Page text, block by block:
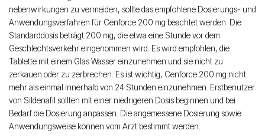
nebenwirkungen zu vermeiden, sollte das empfohlene Dosierungs- und
Anwendungsverfahren für Cenforce 200 mg beachtet werden. Die
Standarddosis beträgt 200 mg, die etwa eine Stunde vor dem
Geschlechtsverkehr eingenommen wird. Es wird empfohlen, die
Tablette mit einem Glas Wasser einzunehmen und sie nicht zu
zerkauen oder zu zerbrechen. Es ist wichtig, Cenforce 200 mg nicht
mehr als einmal innerhalb von 24 Stunden einzunehmen. Erstbenutzer
von Sildenafil sollten mit einer niedrigeren Dosis beginnen und bei
Bedarf die Dosierung anpassen. Die angemessene Dosierung sowie
Anwendungsweise können vom Arzt bestimmt werden.